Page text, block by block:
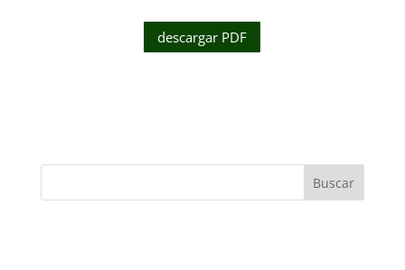
descargar PDF